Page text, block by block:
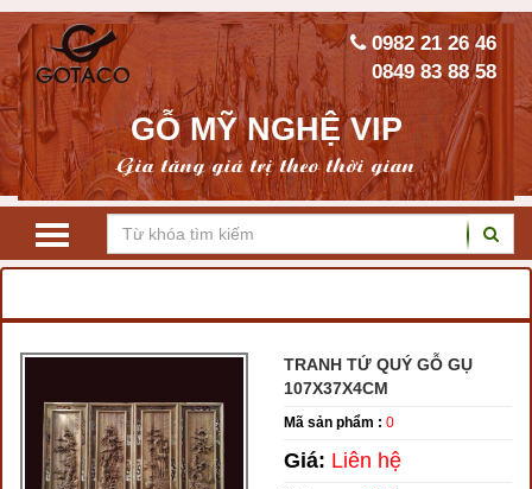
GỖ MỸ NGHỆ VIP
Gia tăng giá trị theo thời gian
0982 21 26 46
0849 83 88 58
TRANH TỨ QUÝ GỖ GỤ
107X37X4CM
Mã sản phẩm : 0
Giá: Liên hệ